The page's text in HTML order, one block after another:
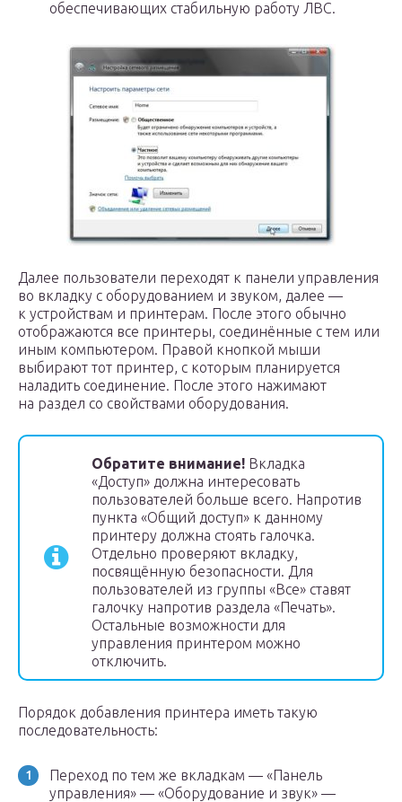
обеспечивающих стабильную работу ЛВС.
Далее пользователи переходят к панели управления
во вкладку с оборудованием и звуком, далее —
к устройствам и принтерам. После этого обычно
отображаются все принтеры, соединённые с тем или
иным компьютером. Правой кнопкой мыши
выбирают тот принтер, с которым планируется
наладить соединение. После этого нажимают
на раздел со свойствами оборудования.
Обратите внимание! Вкладка
«Доступ» должна интересовать
пользователей больше всего. Напротив
пункта «Общий доступ» к данному
принтеру должна стоять галочка.
Отдельно проверяют вкладку,
посвящённую безопасности. Для
пользователей из группы «Все» ставят
галочку напротив раздела «Печать».
Остальные возможности для
управления принтером можно
отключить.
Порядок добавления принтера иметь такую
последовательность:
Переход по тем же вкладкам — «Панель
управления» — «Оборудование и звук» —